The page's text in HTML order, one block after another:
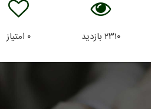
۲۳۱۰ بازدید ۰ امتیاز